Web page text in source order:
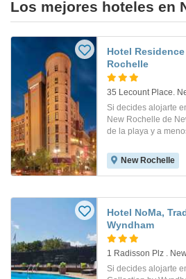
Los mejores hoteles en
Hotel
Rochelle
35 Lecount Place.
Si decides alojarte
New Rochelle de
de la playa y a
New Rochelle
Hotel NoMa,
Wyndham
1 Radisson Plz .
Si decides alojarte